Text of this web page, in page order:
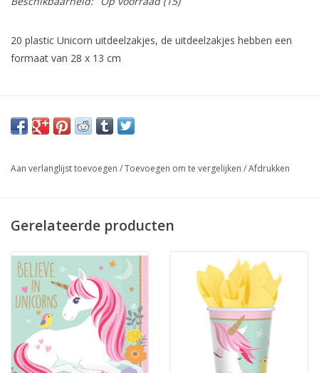
20 plastic Unicorn uitdeelzakjes, de uitdeelzakjes hebben een
formaat van 28 x 13 cm
Aan verlanglijst toevoegen /Toevoegen om te vergelijken /Afdrukken
Gerelateerde producten